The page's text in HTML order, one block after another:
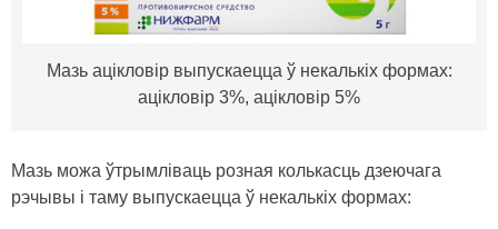
Мазь ацікловір выпускаецца ў некалькіх формах:
ацікловір 3%, ацікловір 5%
Мазь можа ўтрымліваць розная колькасць дзеючага
рэчывы і таму выпускаецца ў некалькіх формах: